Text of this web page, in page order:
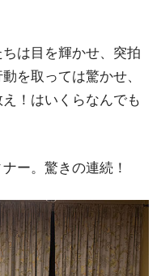
は目を輝かせ、突拍
を取っては驚かせ、
！はいくらなんでも
ー。驚きの連続！